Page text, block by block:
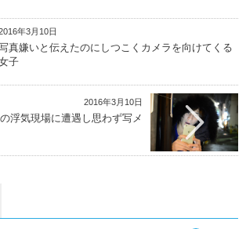
年3月10日
真嫌いと伝えたのにしつこくカメラを向けてくる
子
2016年3月10日
浮気現場に遭遇し思わず写メ